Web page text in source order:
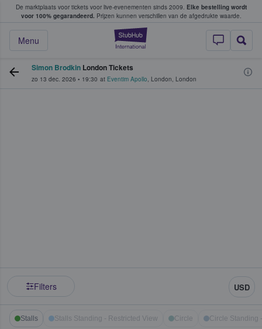
De marktplaats voor tickets voor live-evenementen sinds 2009. Elke bestelling wordt
voor 100% gegarandeerd. Prijzen kunnen verschillen van de afgedrukte waarde.
StubHub: waar
Menu
tickets kopen en verkopen
Simon Brodkin London Tickets
zo 13 dec. 2026 • 19:30 at Eventim Apollo, London, London
Filters USD
Stalls Stalls Standing - Restricted View Circle Circle Standing